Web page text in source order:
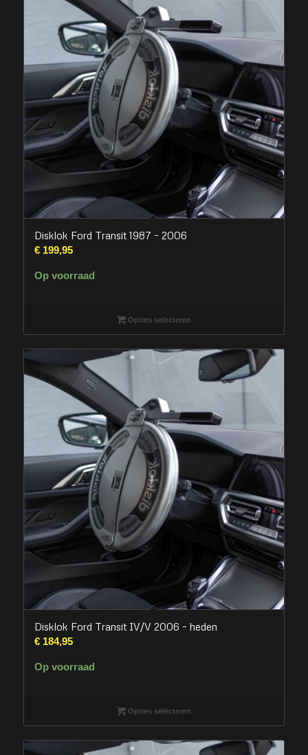
Disklok Ford Transit 1987 – 2006
€199,95
Op voorraad
Opties selecteren
Disklok Ford Transit IV/V 2006 – heden
€184,95
Op voorraad
Opties selecteren